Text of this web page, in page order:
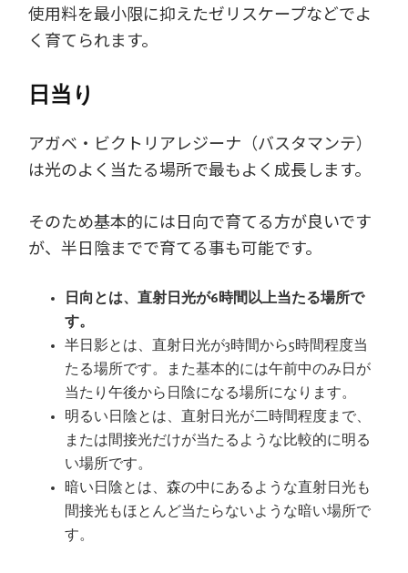
使用料を最小限に抑えたゼリスケープなどでよ
く育てられます。
日当り
アガベ・ビクトリアレジーナ（バスタマンテ）
は光のよく当たる場所で最もよく成長します。
そのため基本的には日向で育てる方が良いです
が、半日陰までで育てる事も可能です。
日向とは、直射日光が6時間以上当たる場所で
す。
半日影とは、直射日光が3時間から5時間程度当
たる場所です。また基本的には午前中のみ日が
当たり午後から日陰になる場所になります。
明るい日陰とは、直射日光が二時間程度まで、
または間接光だけが当たるような比較的に明る
い場所です。
暗い日陰とは、森の中にあるような直射日光も
間接光もほとんど当たらないような暗い場所で
す。